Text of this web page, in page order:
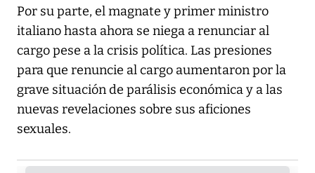
Por su parte, el magnate y primer ministro
italiano hasta ahora se niega a renunciar al
cargo pese a la crisis política. Las presiones
para que renuncie al cargo aumentaron por la
grave situación de parálisis económica y a las
nuevas revelaciones sobre sus aficiones
sexuales.